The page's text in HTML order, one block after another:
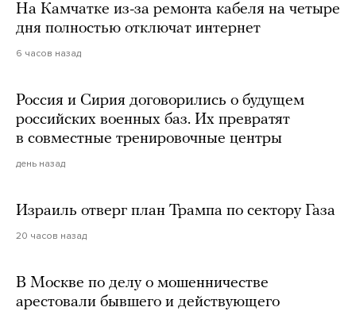
На Камчатке из-за ремонта кабеля на четыре
дня полностью отключат интернет
6 часов назад
Россия и Сирия договорились о будущем
российских военных баз. Их превратят
в совместные тренировочные центры
день назад
Израиль отверг план Трампа по сектору Газа
20 часов назад
В Москве по делу о мошенничестве
арестовали бывшего и действующего